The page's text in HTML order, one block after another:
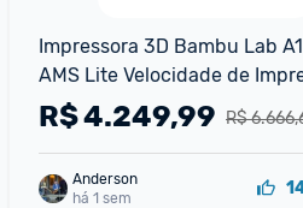
Impressora 3D Bambu Lab
AMS Lite Velocidade de
500mms Wi-Fi Bambu-Bus
PF002-A+SA005-BRA
R$
R$4.249,99
Anderson
há 1 sem